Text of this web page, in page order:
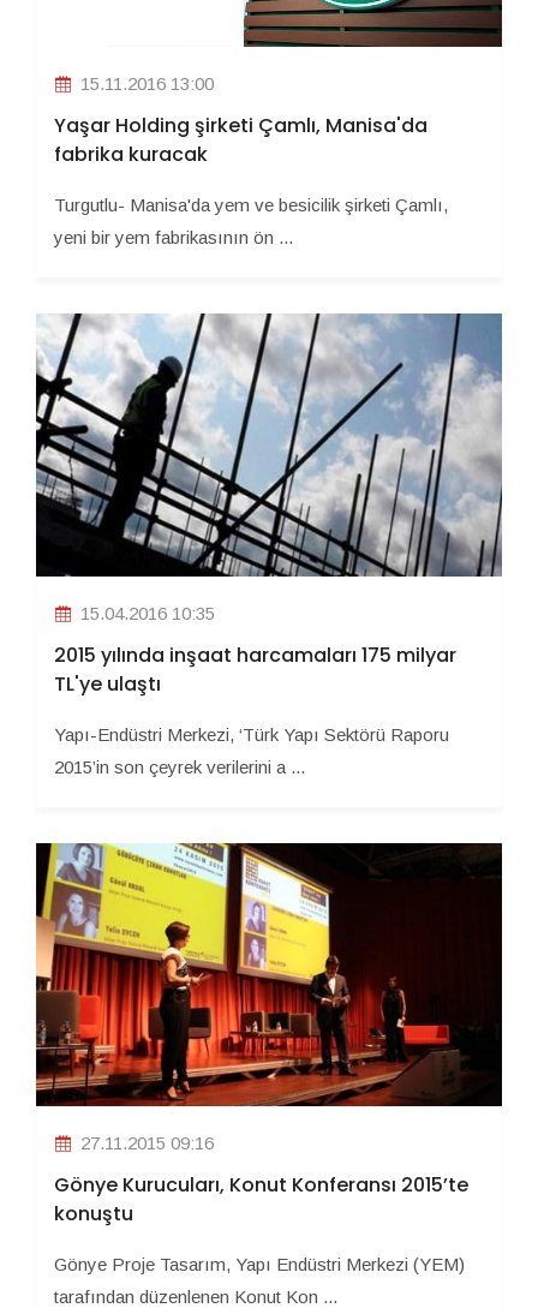
15.11.2016 13:00
Yaşar Holding şirketi Çamlı, Manisa'da
fabrika kuracak
Turgutlu- Manisa'da yem ve besicilik şirketi Çamlı,
yeni bir yem fabrikasının ön ...
15.04.2016 10:35
2015 yılında inşaat harcamaları 175 milyar
TL'ye ulaştı
Yapı-Endüstri Merkezi, ‘Türk Yapı Sektörü Raporu
2015’in son çeyrek verilerini a ...
27.11.2015 09:16
Gönye Kurucuları, Konut Konferansı 2015’te
konuştu
Gönye Proje Tasarım, Yapı Endüstri Merkezi (YEM)
tarafından düzenlenen Konut Kon ...